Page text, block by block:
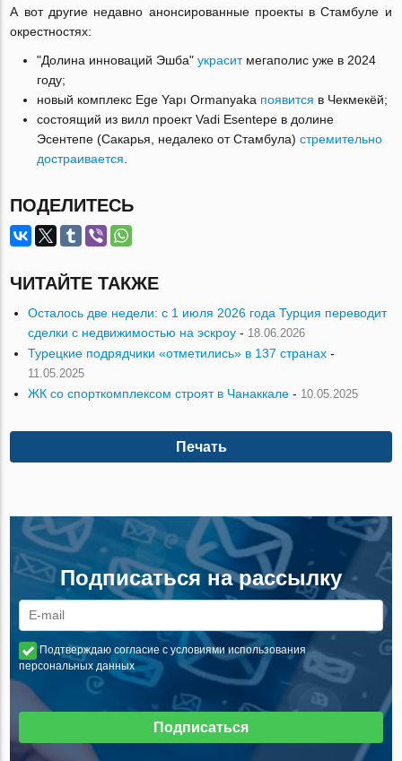
А вот другие недавно анонсированные проекты в Стамбуле и
окрестностях:
"Долина инноваций Эшба"украситмегаполис уже в 2024
году;
новый комплекс Ege Yapı Ormanyaka появится в Чекмекёй;
состоящий из вилл проект Vadi Esentepe в долине
Эсентепе (Сакарья, недалеко от Стамбула)стремительно
достраивается
ПОДЕЛИТЕСЬ
ЧИТАЙТЕ ТАКЖЕ
Осталось две недели: с 1 июля 2026 года Турция переводит
сделки с недвижимостью на эскроу - 18.06.2026
Турецкие подрядчики «отметились» в 137 странах -
11.05.2025
ЖК со спорткомплексом строят в Чанаккале - 10.05.2025
Печать
Подписаться на рассылку
Подтверждаю согласие с условиями использования
персональных данных
Подписаться